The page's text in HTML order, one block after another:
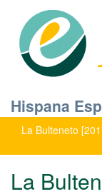
Hispana
La Bulteneto
La